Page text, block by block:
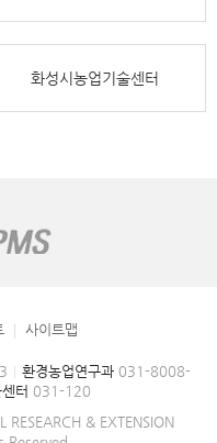
화성시농업기술센터
사이트맵
환경농업연구과 031-8008-
터 031-120
& EXTENSION